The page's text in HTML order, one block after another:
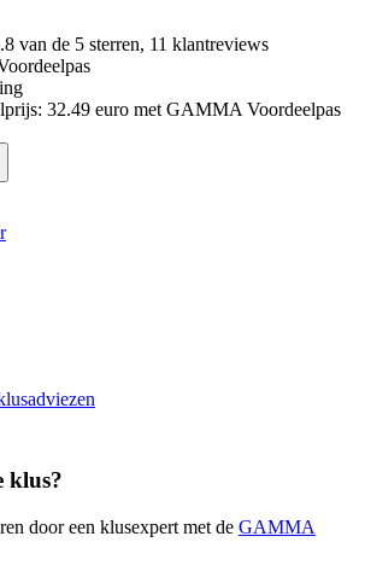
van de 5 sterren, 11 klantreviews
32.49 euro met GAMMA Voordeelpas
klus?
door een klusexpert met de GAMMA